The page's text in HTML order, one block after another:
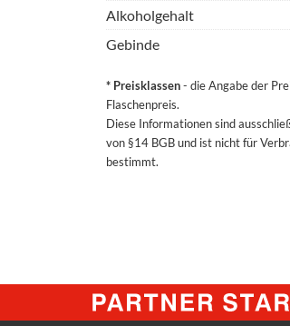
Alkoholgehalt
Gebinde
* Preisklassen- die Angabe der
Flaschenpreis.
Diese Informationen sind
von §14 BGB und ist nicht für
bestimmt.